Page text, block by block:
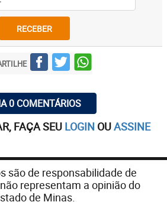
RECEBER
0 COMENTÁRIOS
FAÇA SEU LOGIN OUASSINE
são de responsabilidade de
representam a opinião do
de Minas.